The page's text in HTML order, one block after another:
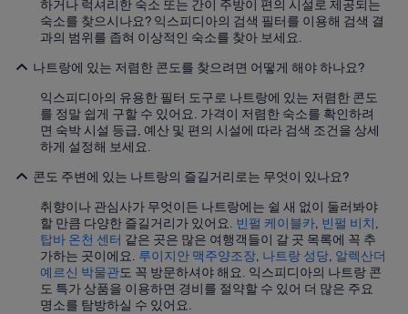
하거나 럭셔리한 숙소 또는 간이 주방이 편의 시설로 제공되는
숙소를 찾으시나요? 익스피디아의 검색 필터를 이용해 검색 결
과의 범위를 좁혀 이상적인 숙소를 찾아 보세요.
나트랑에 있는 저렴한 콘도를 찾으려면 어떻게 해야 하나요?
익스피디아의 유용한 필터 도구로 나트랑에 있는 저렴한 콘도
를 정말 쉽게 구할 수 있어요. 가격이 저렴한 숙소를 확인하려
면 숙박 시설 등급, 예산 및 편의 시설에 따라 검색 조건을 상세
하게 설정해 보세요.
콘도 주변에 있는 나트랑의 즐길거리로는 무엇이 있나요?
취향이나 관심사가 무엇이든 나트랑에는 쉴 새 없이 둘러봐야
할 만큼 다양한 즐길거리가 있어요. 빈펄 케이블카, 빈펄 비치,
탑바 온천 센터 같은 곳은 많은 여행객들이 갈 곳 목록에 꼭 추
가하는 곳이에요. 루이지안 맥주양조장, 나트랑 성당, 알렉산더
예르신 박물관도 꼭 방문하셔야 해요. 익스피디아의 나트랑 콘
도 특가 상품을 이용하면 경비를 절약할 수 있어 더 많은 주요
명소를 탐방하실 수 있어요.